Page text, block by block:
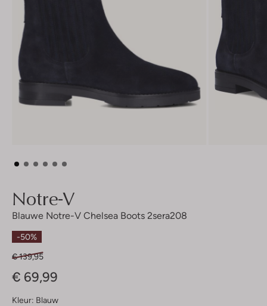
Notre-V
Blauwe Notre-V Chelsea Boots 2sera208
-50%
€ 139,95
€ 69,99
Kleur: Blauw